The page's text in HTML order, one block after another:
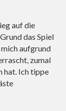
auf die
das Spiel
aufgrund
zumal
hat. Ich tippe